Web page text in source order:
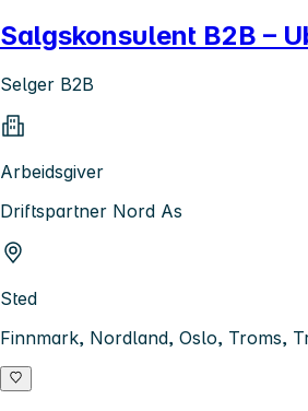
Salgskonsulent B2B –
Selger B2B
Arbeidsgiver
Driftspartner Nord As
Sted
Finnmark, Nordland, Oslo, Troms,